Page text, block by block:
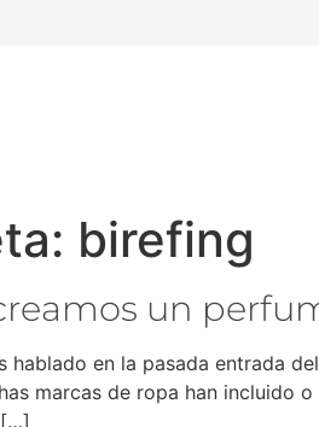
birefing
un
hablado en la pasada entrada
marcas de ropa han incluido
[…]